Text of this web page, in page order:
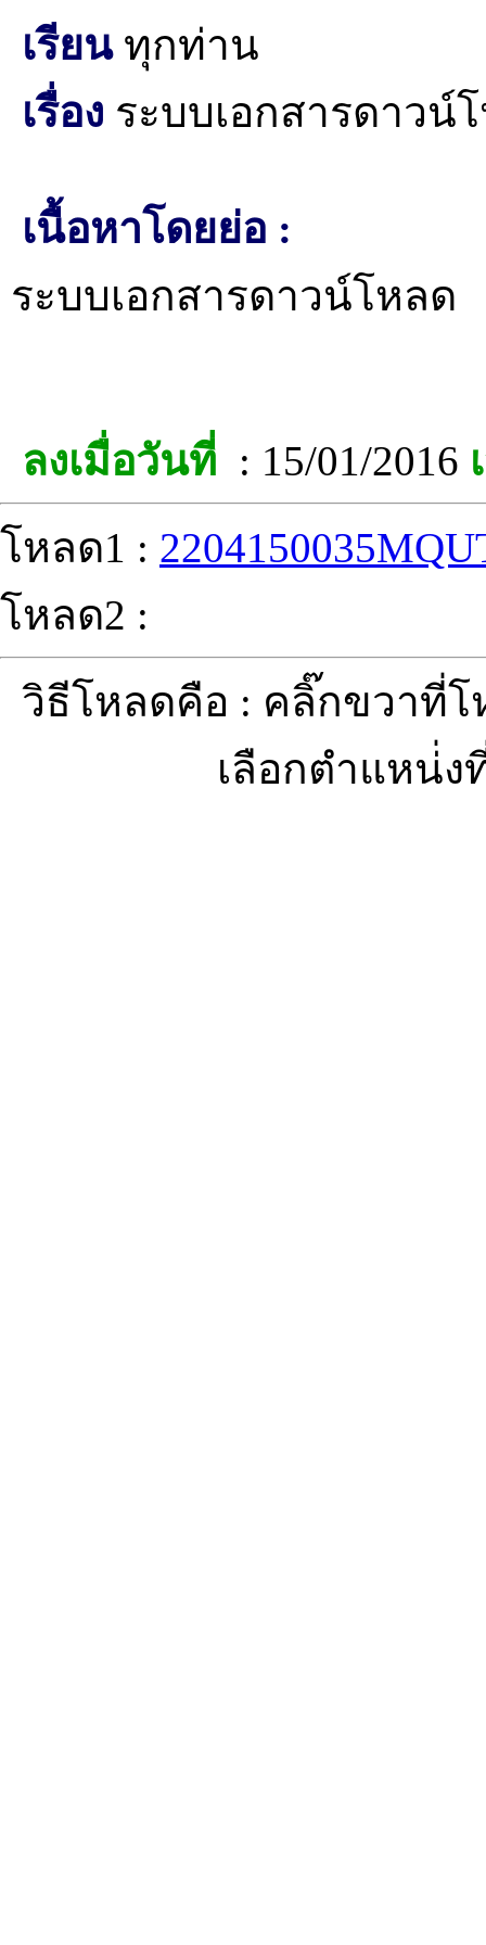
เรียน ทุกท่าน
เรื่อง ระบบเอกสารดาวน์
เนื้อหาโดยย่อ :
ระบบเอกสารดาวน์โหลด
ลงเมื่อวันที่ : 15/01/2016
โหลด1 :
โหลด2 :
วิธีโหลดคือ : คลิ๊กขวาที่
เลือกตำแหน่่งที่ต้อ